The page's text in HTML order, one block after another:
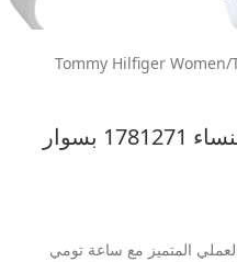
/
Tommy Hilfiger Women
ساعة تومي هيلفيغر كارلي للنساء 1781271 بسوار
المتميز مع ساعة تومي